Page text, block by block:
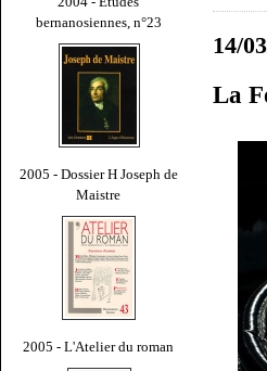
bernanosiennes, n°23
2005 - Dossier H Joseph de
Maistre
2005 - L'Atelier du roman
14/
La